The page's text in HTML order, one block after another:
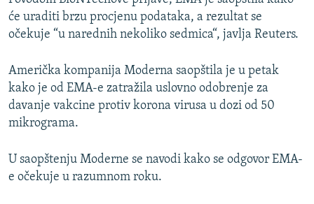
NASTANAK I RASPAD JUGOSLAVIJE
će uraditi brzu procjenu podataka, a rezultat se
očekuje “u narednih nekoliko sedmica“, javlja Reuters.
Američka kompanija Moderna saopštila je u petak
kako je od EMA-e zatražila uslovno odobrenje za
davanje vakcine protiv korona virusa u dozi od 50
mikrograma.
U saopštenju Moderne se navodi kako se odgovor EMA-
e očekuje u razumnom roku.